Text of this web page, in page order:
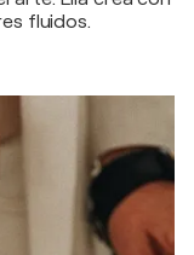
fluidos.